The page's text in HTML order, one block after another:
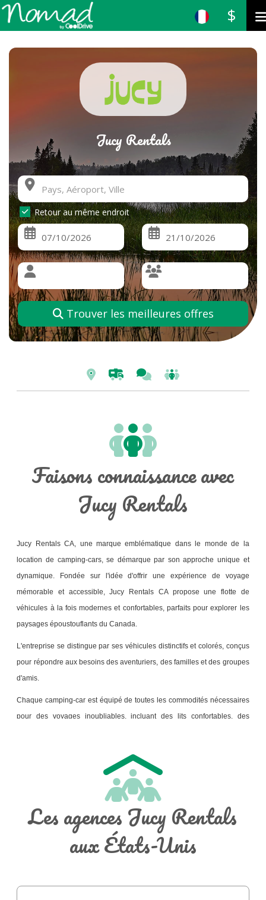
$
Jucy Rentals
Retour au même endroit
Trouver les meilleures offres
Faisons connaissance avec
Jucy Rentals
Jucy Rentals CA, une marque emblématique dans le monde de la
location de camping-cars, se démarque par son approche unique et
dynamique. Fondée sur l'idée d'offrir une expérience de voyage
mémorable et accessible, Jucy Rentals CA propose une flotte de
véhicules à la fois modernes et confortables, parfaits pour explorer les
paysages époustouflants du Canada.
L'entreprise se distingue par ses véhicules distinctifs et colorés, conçus
pour répondre aux besoins des aventuriers, des familles et des groupes
d'amis.
Chaque camping-car est équipé de toutes les commodités nécessaires
pour des voyages inoubliables, incluant des lits confortables, des
simplifie le processus de réservation et offre des options flexibles
adaptées à tous les itinéraires.
Que vous souhaitiez découvrir les montagnes majestueuses des
Rocheuses, les lacs scintillants de l’Ontario ou les routes panoramiques
de la côte ouest, Jucy Rentals CA est votre partenaire idéal pour une
aventure sur la route.
préoccupe également de l'environnement. L'entreprise met en avant
Les agences Jucy Rentals
aux États-Unis